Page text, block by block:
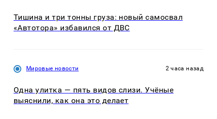
Тишина и три тонны груза: новый самосвал
«Автотора» избавился от ДВС
Мировые новости 2 часа назад
Одна улитка — пять видов слизи. Учёные
выяснили, как она это делает